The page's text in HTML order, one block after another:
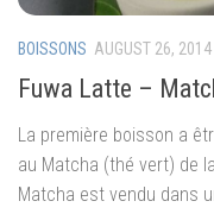
BOISSONS AUGUST 26, 2014
Fuwa Latte –
La première boisson a
au Matcha (thé vert) de
Matcha est vendu dans